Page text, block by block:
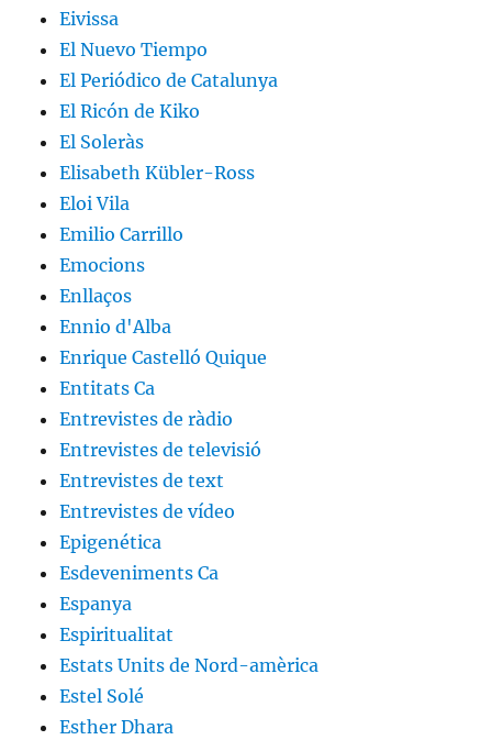
Eivissa
El Nuevo Tiempo
El Periódico de Catalunya
El Ricón de Kiko
El Soleràs
Elisabeth Kübler-Ross
Eloi Vila
Emilio Carrillo
Emocions
Enllaços
Ennio d'Alba
Enrique Castelló Quique
Entitats Ca
Entrevistes de ràdio
Entrevistes de televisió
Entrevistes de text
Entrevistes de vídeo
Epigenética
Esdeveniments Ca
Espanya
Espiritualitat
Estats Units de Nord-amèrica
Estel Solé
Esther Dhara